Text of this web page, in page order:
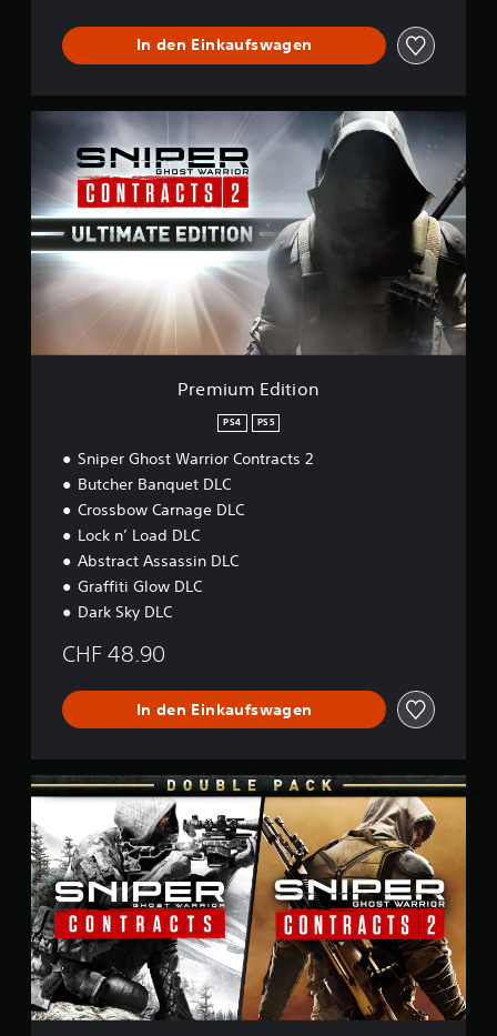
In den Einkaufswagen
m
i
u
m
E
o
Premium Edition
PS4 PS5
Sniper Ghost Warrior Contracts 2
Butcher Banquet DLC
Crossbow Carnage DLC
Lock n’ Load DLC
Abstract Assassin DLC
Graffiti Glow DLC
Dark Sky DLC
CHF 48.90
In den Einkaufswagen
S
W
C
1
&
S
G
W
C
2
D
o